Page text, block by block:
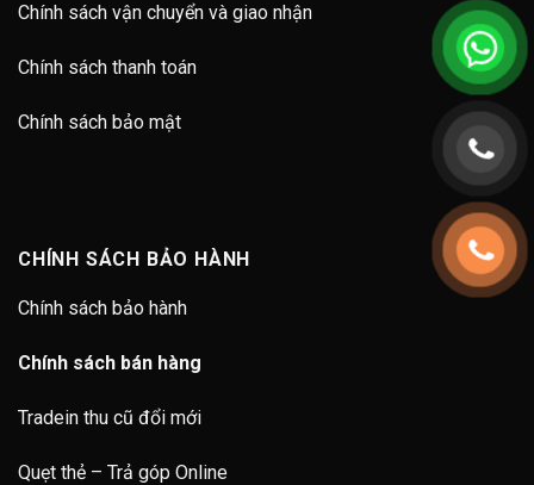
Chính sách vận chuyển và giao nhận
Chính sách thanh toán
Chính sách bảo mật
CHÍNH SÁCH BẢO HÀNH
Chính sách bảo hành
Chính sách bán hàng
Tradein thu cũ đổi mới
Quẹt thẻ – Trả góp Online